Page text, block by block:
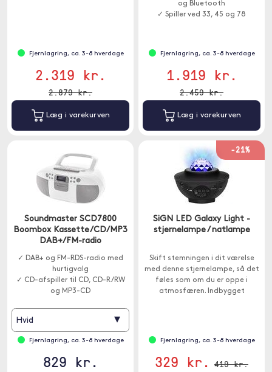
Fjernlagring, ca. 3-8 hverdage
2.319 kr.
2.879 kr.
Læg i varekurven
og Bluetooth
✓ Spiller ved 33, 45 og 78
Fjernlagring, ca. 3-8 hverdage
1.919 kr.
2.459 kr.
Læg i varekurven
Soundmaster SCD7800
Boombox Kassette/CD/MP3
DAB+/FM-radio
✓ DAB+ og FM-RDS-radio med
hurtigvalg
✓ CD-afspiller til CD, CD-R/RW
og MP3-CD
Hvid ▾
Fjernlagring, ca. 3-8 hverdage
829 kr.
-21%
SiGN LED Galaxy Light -
stjernelampe / natlampe
Skift stemningen i dit værelse
med denne stjernelampe, så det
føles som om du er oppe i
atmosfæren. Indbygget
Fjernlagring, ca. 3-8 hverdage
329 kr. 419 kr.